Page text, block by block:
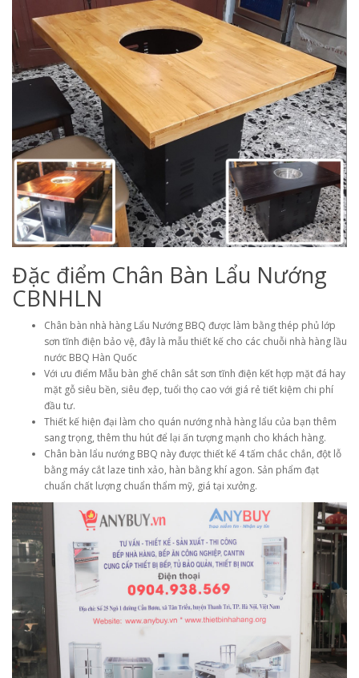
Đặc điểm Chân Bàn Lẩu Nướng
CBNHLN
Chân bàn nhà hàng Lẩu Nướng BBQ được làm bằng thép phủ lớp
sơn tĩnh điện bảo vệ, đây là mẫu thiết kế cho các chuỗi nhà hàng lầu
nước BBQ Hàn Quốc
Với ưu điểm Mẫu bàn ghế chân sắt sơn tĩnh điện kết hợp mặt đá hay
mặt gỗ siêu bền, siêu đẹp, tuổi thọ cao với giá rẻ tiết kiệm chi phí
đầu tư.
Thiết kế hiện đại làm cho quán nướng nhà hàng lẩu của bạn thêm
sang trọng, thêm thu hút để lại ấn tượng mạnh cho khách hàng.
Chân bàn lẩu nướng BBQ này được thiết kế 4 tấm chắc chắn, đột lỗ
bằng máy cắt laze tinh xảo, hàn bằng khí agon. Sản phẩm đạt
chuẩn chất lượng chuẩn thẩm mỹ, giá tại xưởng.